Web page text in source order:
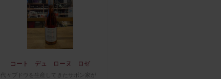
コート デュ ローヌ ロゼ
代々ブドウを生産してきたサボン家が